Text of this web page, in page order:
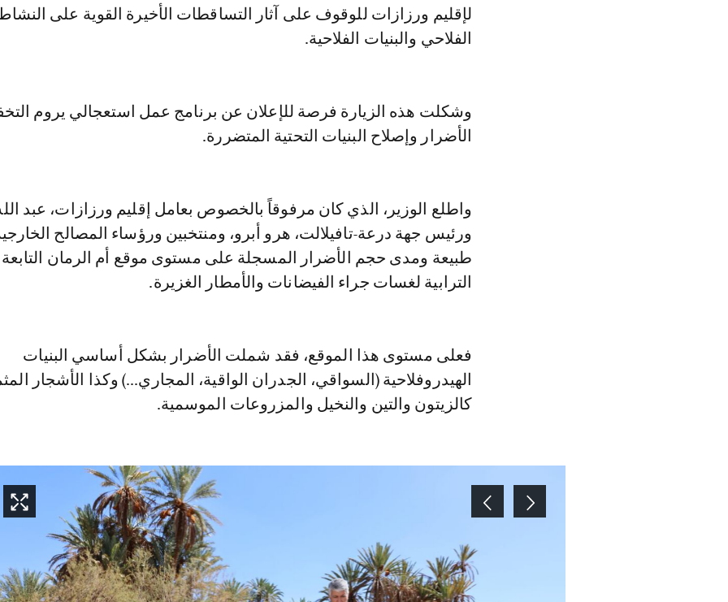
لإقليم ورزازات للوقوف على آثار التساقطات الأخيرة القوية على
الفلاحي والبنيات الفلاحية.
وشكلت هذه الزيارة فرصة للإعلان عن برنامج عمل استعجالي يروم
الأضرار وإصلاح البنيات التحتية المتضررة.
واطلع الوزير، الذي كان مرفوقاً بالخصوص بعامل إقليم ورزازات، عبد
ورئيس جهة درعة-تافيلالت، هرو أبرو، ومنتخبين ورؤساء المصالح
طبيعة ومدى حجم الأضرار المسجلة على مستوى موقع أم الرمان
الترابية لغسات جراء الفيضانات والأمطار الغزيرة.
فعلى مستوى هذا الموقع، فقد شملت الأضرار بشكل أساسي البنيات
الهيدروفلاحية (السواقي، الجدران الواقية، المجاري...) وكذا الأشجار
كالزيتون والتين والنخيل والمزروعات الموسمية.